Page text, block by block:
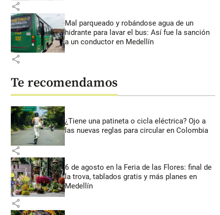
share
Mal parqueado y robándose agua de un
hidrante para lavar el bus: Así fue la sanción
a un conductor en Medellín
share
Te recomendamos
¿Tiene una patineta o cicla eléctrica? Ojo a
las nuevas reglas para circular en Colombia
share
6 de agosto en la Feria de las Flores: final de
la trova, tablados gratis y más planes en
Medellín
share